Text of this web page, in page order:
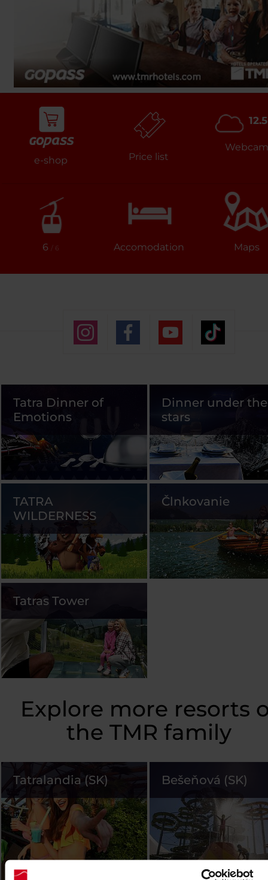
e-shop Price list
12.5
Webcam
6 / 6 Accomodation Maps
Tatra Dinner of
Emotions
Dinner under the
stars
TATRA
WILDERNESS
Člnkovanie
Tatras Tower
Explore more resorts
the TMR family
Tatralandia (SK) Bešeňová (SK)